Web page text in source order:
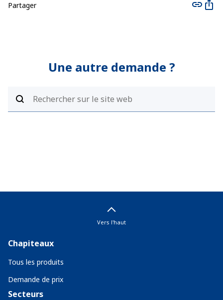
Partager
Une autre demande ?
Vers l'haut
Chapiteaux
Tous les produits
Demande de prix
Secteurs